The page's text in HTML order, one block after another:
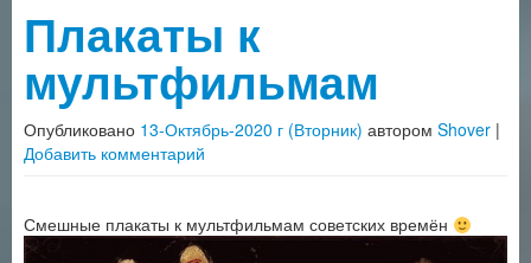
Плакаты к
мультфильмам
Опубликовано 13-Октябрь-2020 г (Вторник) автором Shover |
Добавить комментарий
Смешные плакаты к мультфильмам советских времён